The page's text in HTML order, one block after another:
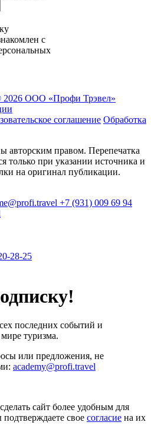
с
2026 ООО «Профи Трэвeл»
соглашение Обработка
авторским правом. Перепечатка
только при указании источника и
на оригинал публикации.
+7 (931) 009 69 94
28-25
последних событий и
туризма.
или предложения, не
academy@profi.travel
сайт более удобным для
подтверждаете свое согласие на их